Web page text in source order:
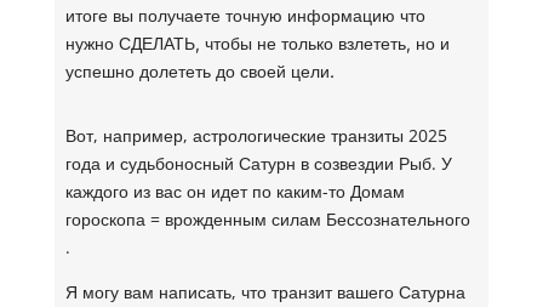
итоге вы получаете точную информацию что
нужно СДЕЛАТЬ, чтобы не только взлететь, но и
успешно долететь до своей цели.
Вот, например, астрологические транзиты 2025
года и судьбоносный Сатурн в созвездии Рыб. У
каждого из вас он идет по каким-то Домам
гороскопа = врожденным силам Бессознательного
.
Я могу вам написать, что транзит вашего Сатурна